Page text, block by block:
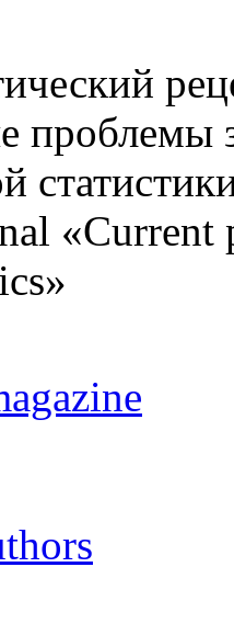
проблемы
«Current